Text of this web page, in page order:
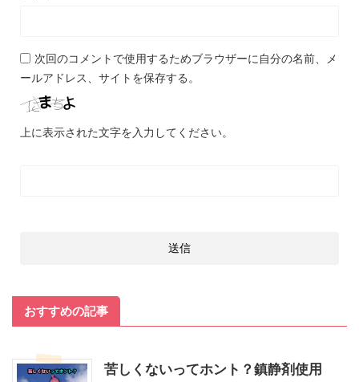
次回のコメントで使用するためブラウザーに自分の名前、メ
ールアドレス、サイトを保存する。
上に表示された文字を入力してください。
おすすめの記事
苦しくないってホント？鎮静剤使用